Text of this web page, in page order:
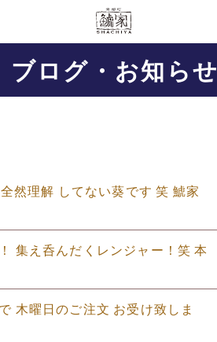
ブログ・お知らせ
然理解 してない葵です 笑 鯱家
集え呑んだくレンジャー！笑 本
木曜日のご注文 お受け致しま